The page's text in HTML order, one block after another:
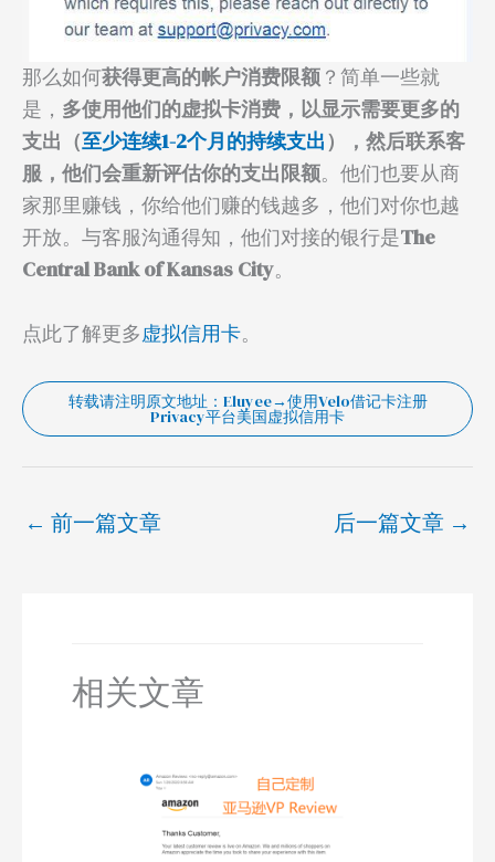
那么如何获得更高的帐户消费限额 ？简单一些就
是， 多使用他们的虚拟卡消费，以显示需要更多的
支出（至少连续1-2个月的持续支出），然后联系客
服，他们会重新评估你的支出限额。他们也要从商
家那里赚钱，你给他们赚的钱越多，他们对你也越
开放。与客服沟通得知，他们对接的银行是The
Central Bank of Kansas City。
点此了解更多虚拟信用卡。
转载请注明原文地址：Eluyee→使用Velo借记卡注册
Privacy平台美国虚拟信用卡
← 前一篇文章 后一篇文章 →
相关文章